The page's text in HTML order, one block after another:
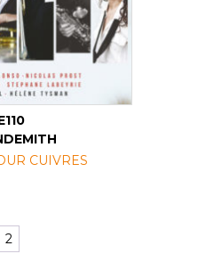
CUIVRES
2